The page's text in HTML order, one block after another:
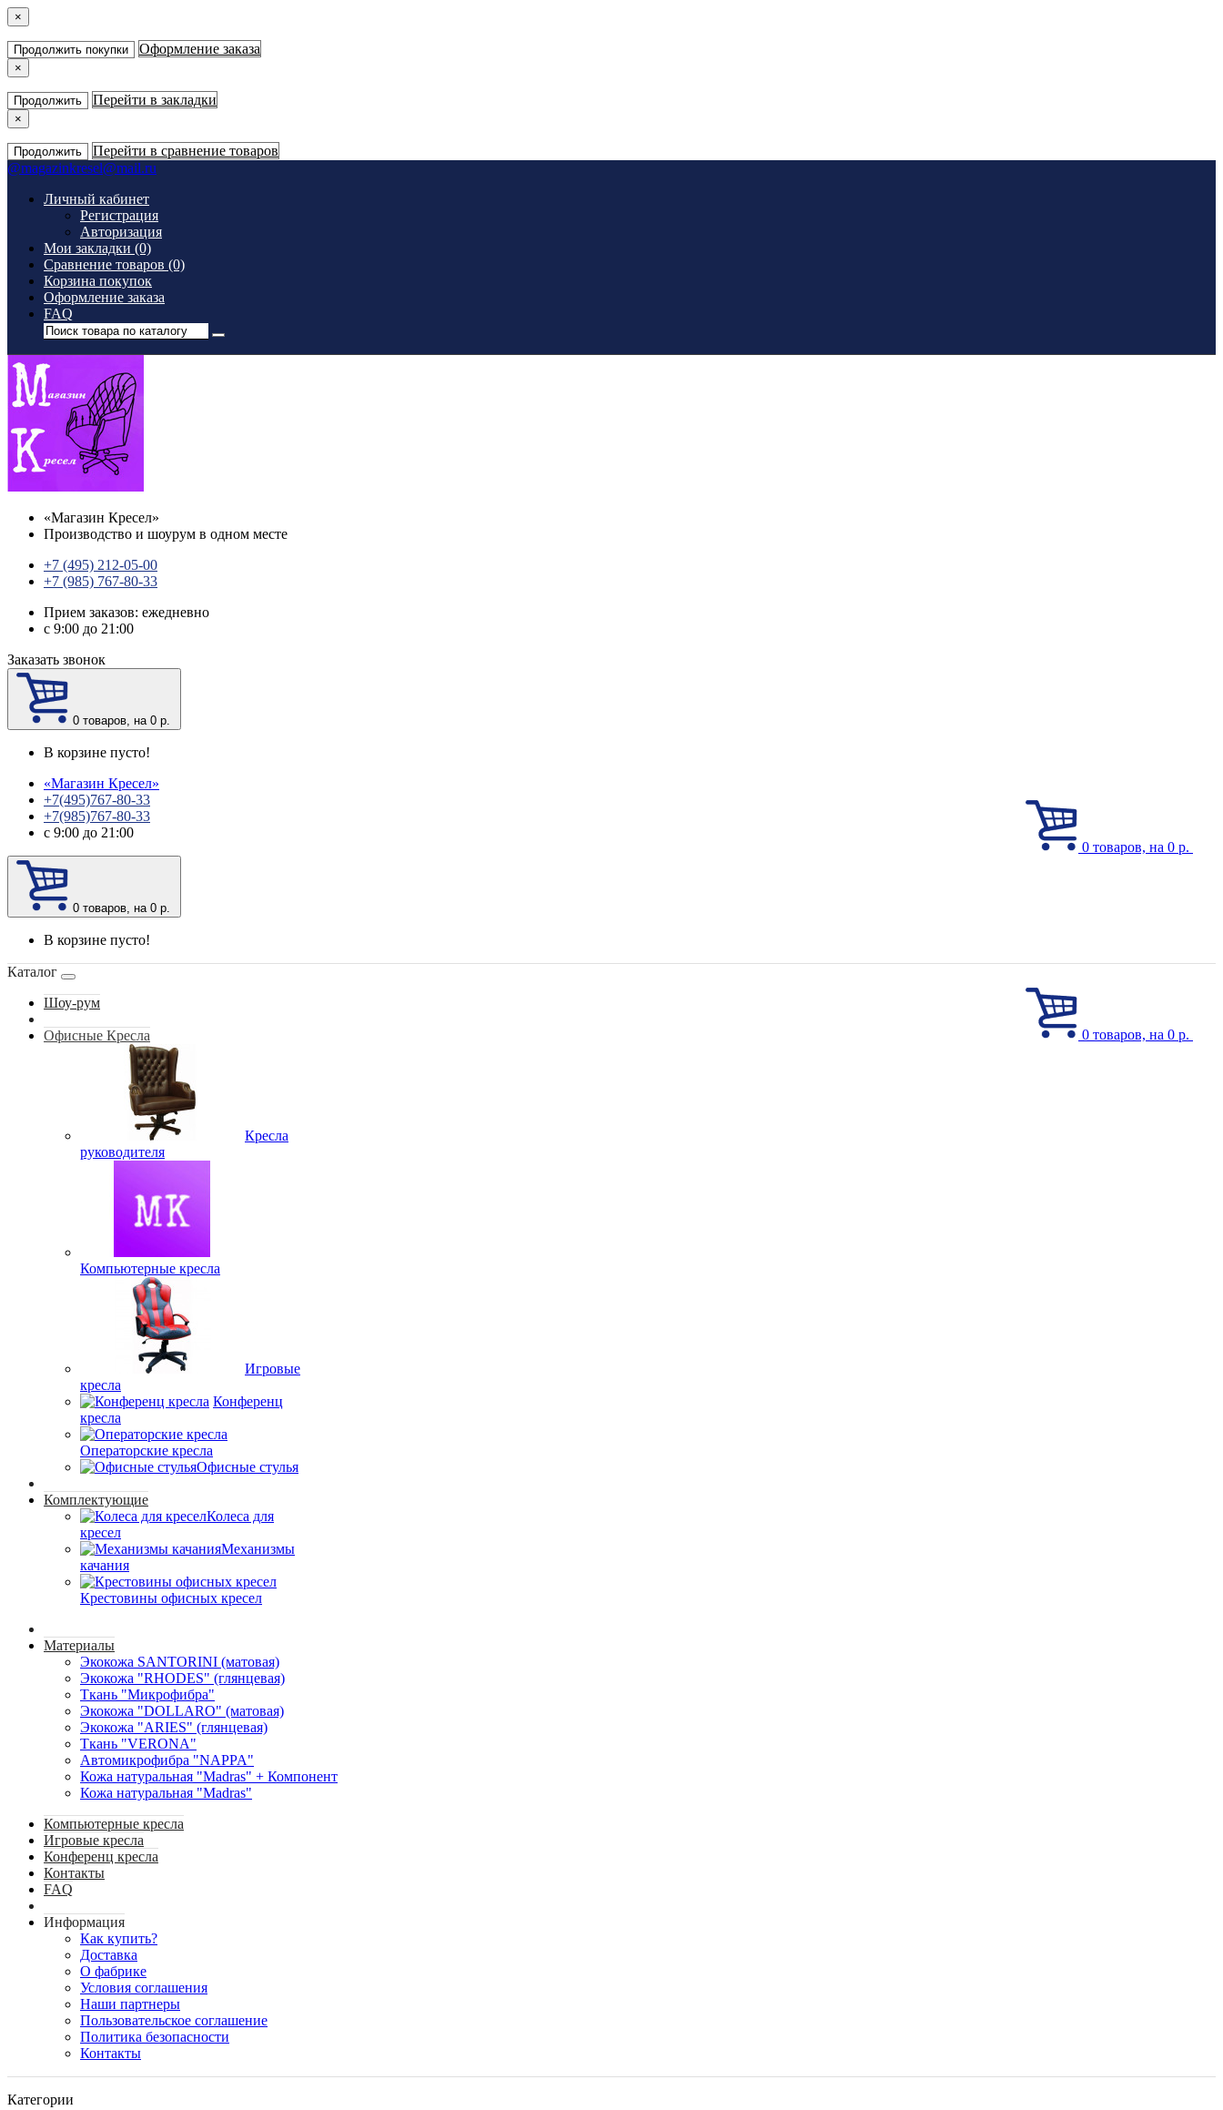
×
Продолжить покупки Оформление заказа
×
Продолжить Перейти в закладки
×
Продолжить
Перейти в сравнение товаров
@magazinkresel@mail.ru
Личный кабинет
Регистрация
Авторизация
Мои закладки (0)
Сравнение товаров (0)
Корзина покупок
Оформление заказа
FAQ
«Магазин Кресел»
Производство и шоурум в одном месте
+7 (495) 212-05-00
+7 (985) 767-80-33
Прием заказов: ежедневно
с 9:00 до 21:00
Заказать звонок
0 товаров, на 0 р.
В корзине пусто!
0 товаров, на 0 р.
«Магазин Кресел»
+7(495)767-80-33
+7(985)767-80-33
с 9:00 до 21:00
0 товаров, на 0 р.
В корзине пусто!
0 товаров, на 0 р.
Каталог
Шоу-рум
Офисные Кресла
Кресла
руководителя
Компьютерные кресла
Игровые
кресла
Конференц
кресла
Операторские кресла
Офисные стулья
Комплектующие
Колеса для
кресел
Механизмы
качания
Крестовины офисных кресел
Материалы
Экокожа SANTORINI (матовая)
Экокожа "RHODES" (глянцевая)
Ткань "Микрофибра"
Экокожа "DOLLARO" (матовая)
Экокожа "ARIES" (глянцевая)
Ткань "VERONA"
Автомикрофибра "NAPPA"
Кожа натуральная "Madras" + Компонент
Кожа натуральная "Madras"
Компьютерные кресла
Игровые кресла
Конференц кресла
Контакты
FAQ
Информация
Как купить?
Доставка
О фабрике
Условия соглашения
Наши партнеры
Пользовательское соглашение
Политика безопасности
Контакты
Категории